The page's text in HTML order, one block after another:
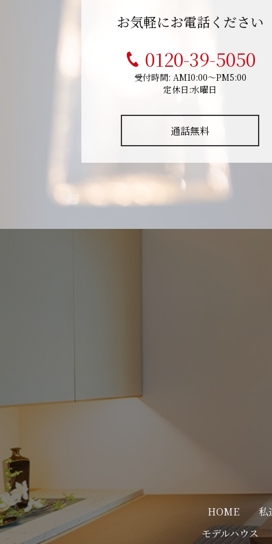
お気軽にお電話ください
0120-39-5050
受付時間: AM10:00～PM5:00
定休日:水曜日
通話無料
HOME
私
モデルハウス